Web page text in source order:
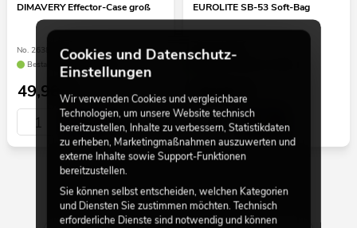
DIMAVERY Effector-Case groß
No. 26380060
Bestand reicht ca. 12 Wo.
49,90€
EUROLITE SB-53 Soft-Bag
No. 30130510
39,00€
30 von 274
Cookies und Datenschutz-
Einstellungen
Wir verwenden Cookies und vergleichbare
Technologien, um unsere Website technisch
bereitzustellen, Inhalte zu verbessern, Statistikdaten
zu erheben, Marketingmaßnahmen auszuwerten und
externe Inhalte sowie Support-Funktionen
bereitzustellen.
Sie können selbst entscheiden, welchen Kategorien
und Diensten Sie zustimmen möchten. Technisch
erforderliche Dienste sind notwendig und können